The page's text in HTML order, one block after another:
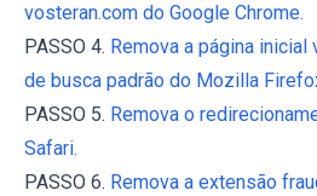
vosteran.com do Google Chrome.
PASSO 4. Remova a página
de busca padrão do Mozilla
PASSO 5. Remova o
Safari.
PASSO 6. Remova a extensão